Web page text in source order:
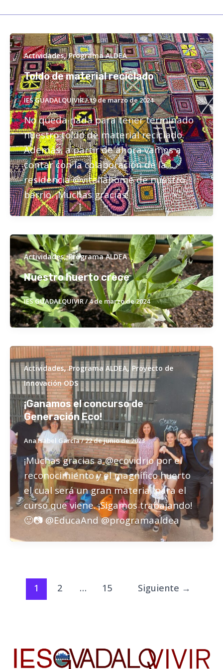
Actividades,Programa ALDEA
Toldo de material reciclado
IES GUADALQUIVIR/19 de marzo de 2024
No queda nada para tener terminado
nuestro toldo de material reciclado.
Además, a partir de ahora vamos a
contar con la colaboración de la
residencia @vitaliahome de nuestro
barrio. ¡Muchas gracias!
Actividades,Programa ALDEA
Nuestro huerto crece
IES GUADALQUIVIR/4 de marzo de 2024
Actividades,Programa ALDEA,Proyecto de
Innovación ODS
¡Ganamos el concurso de
Generación Eco!
Ana Isabel García/22 de junio de 2023
¡Muchas gracias a @ecovidrio por el
reconocimiento y el magnífico huerto
el cual será un gran material para el
curso que viene. ¡Sigamos trabajando!
🙂📷 @EducaAnd @programaaldea
1 2 … 15 Siguiente →